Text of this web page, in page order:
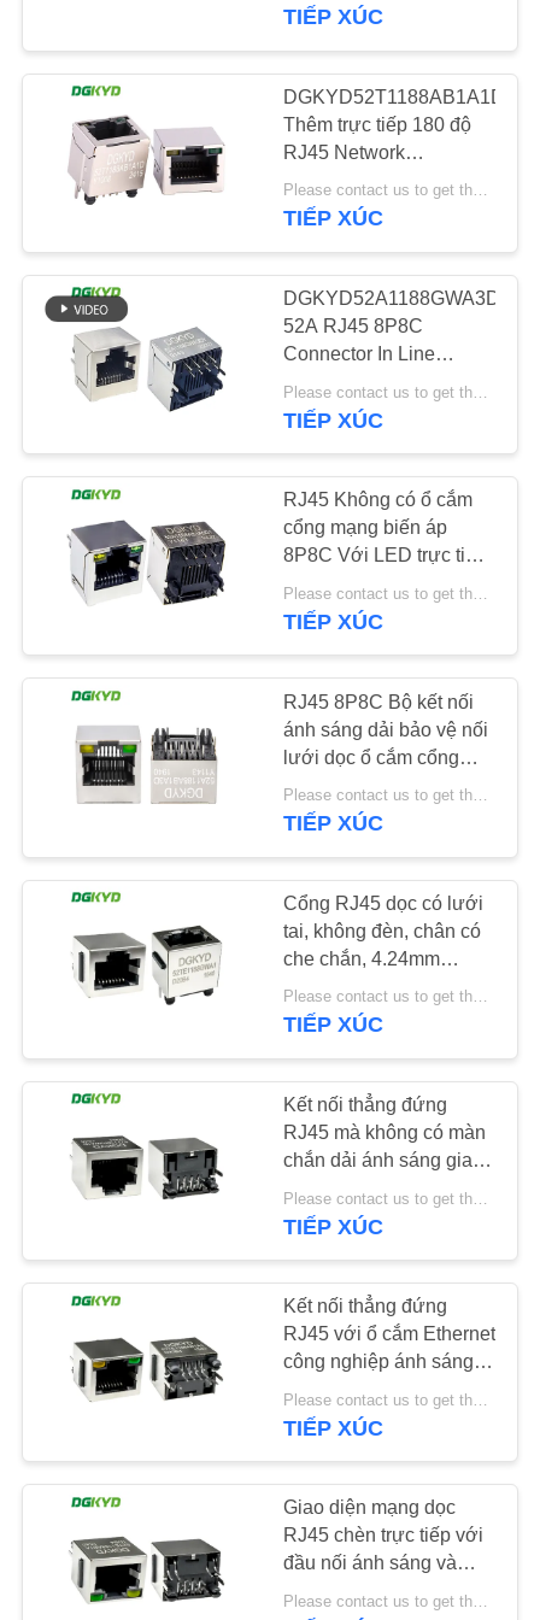
CHÚNG
THAM
QUAN
NHÀ
MÁY
KIỂM
SOÁT
CHẤT
LƯỢNG
LIÊN
TÔI
GIÁ
WEB
CHÍNH
SÁCH
MẬT
RJ45 nhiều cổng kết
nối
101
Cổng đơn RJ45
Đầu nối RJ45 Cat6
RJ11 Jack
46
RJ45 với biến áp
64
RJ45 SMD
39
TIẾP XÚC
Thêm trực tiếp 180 độ
RJ45 Network
Connector Network
Cable Socket
Please contact us to get the latest price. MOQ:1 miếng
TIẾP XÚC
52A RJ45 8P8C
Connector In Line
Socket 180 độ
TIẾP XÚC
RJ45 Không có ổ cắm
cổng mạng biến áp
8P8C Với LED trực tiếp
chèn thẳng đứng RJ45
Please contact us to get the latest price. MOQ:1 mảnh
TIẾP XÚC
RJ45 8P8C Bộ kết nối
ánh sáng dải bảo vệ nối
lưới dọc ổ cắm cổng
đơn
Please contact us to get the latest price. MOQ:1 mảnh
TIẾP XÚC
Cổng RJ45 dọc có lưới
tai, không đèn, chân có
che chắn, 4.24mm
Please contact us to get the latest price. MOQ:1 mảnh
TIẾP XÚC
Kết nối thẳng đứng
RJ45 mà không có màn
chắn dải ánh sáng giao
diện chân phẳng 6U
TIẾP XÚC
Kết nối thẳng đứng
RJ45 với ổ cắm Ethernet
công nghiệp ánh sáng
và bảo vệ
Please contact us to get the latest price. MOQ:1 mảnh
TIẾP XÚC
Giao diện mạng dọc
RJ45 chèn trực tiếp với
đầu nối ánh sáng và
chắn
Please contact us to get the latest price. MOQ:1 mảnh